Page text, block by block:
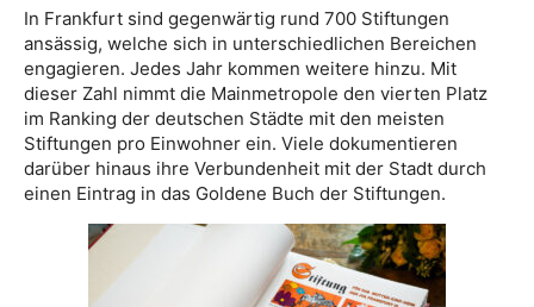
In Frankfurt sind gegenwärtig rund 700 Stiftungen
ansässig, welche sich in unterschiedlichen Bereichen
engagieren. Jedes Jahr kommen weitere hinzu. Mit
dieser Zahl nimmt die Mainmetropole den vierten Platz
im Ranking der deutschen Städte mit den meisten
Stiftungen pro Einwohner ein. Viele dokumentieren
darüber hinaus ihre Verbundenheit mit der Stadt durch
einen Eintrag in das Goldene Buch der Stiftungen.